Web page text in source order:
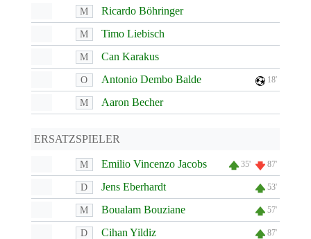
M Ricardo Böhringer
M Timo Liebisch
M Can Karakus
O Antonio Dembo Balde 18'
M Aaron Becher
ERSATZSPIELER
M Emilio Vincenzo Jacobs 35' 87'
D Jens Eberhardt 53'
M Boualam Bouziane 57'
D Cihan Yildiz 87'